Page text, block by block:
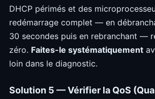
DHCP périmés et des
redémarrage complet — en
30 secondes puis en rebranchant —
zéro. Faites-le systématiquement
loin dans le diagnostic.
Solution 5 — Vérifier la QoS